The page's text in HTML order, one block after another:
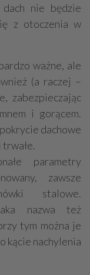
nie będzie
z otoczenia w
ważne, ale
(a raczej –
zabezpieczając
i gorącem.
dachowe
parametry
zawsze
stalowe.
nazwa też
tym można je
kącie nachylenia